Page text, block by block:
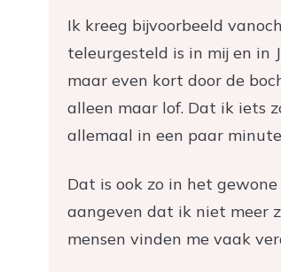
Ik kreeg bijvoorbeeld
teleurgesteld is in mij en in
maar even kort door de
alleen maar lof. Dat ik iets
allemaal in een paar
Dat is ook zo in het
aangeven dat ik niet meer
mensen vinden me vaak